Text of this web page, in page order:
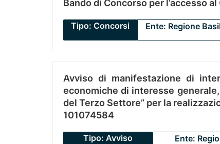
Bando di Concorso per l’accesso
Tipo: Concorsi Ente: Regione
Avviso di manifestazione di
economiche di interesse
del Terzo Settore” per la
101074584
Tipo: Avviso
Ente: